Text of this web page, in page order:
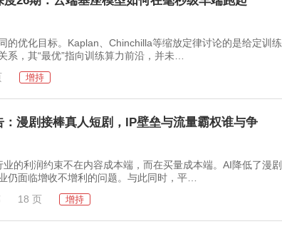
优化目标。Kaplan、Chinchilla等缩放定律讨论的是给定训练
，其“最优”指向训练算力前沿，并未…
增持
漫剧接棒真人短剧，IP壁垒与流量霸权谁与争
约束不在内容成本端，而在买量成本端。AI降低了漫剧
仍面临增收不增利的问题。与此同时，平…
18 页 增持